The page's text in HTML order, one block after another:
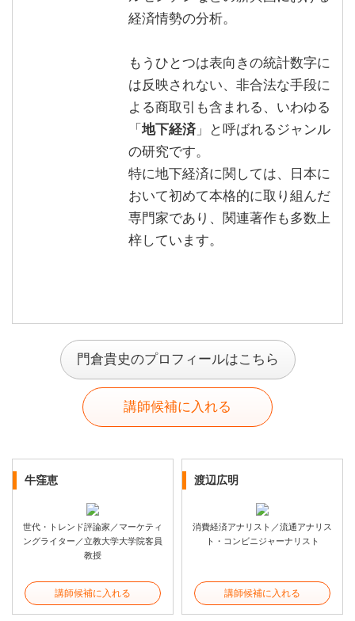
経済情勢の分析。
もうひとつは表向きの統計数字に
は反映されない、非合法な手段に
よる商取引も含まれる、いわゆる
「 地下経済」と呼ばれるジャンル
の研究です。
特に地下経済に関しては、日本に
おいて初めて本格的に取り組んだ
専門家であり、関連著作も多数上
梓しています。
門倉貴史のプロフィールはこちら
講師候補に入れる
牛窪恵
世代・トレンド評論家／マーケティ
ングライター／立教大学大学院客員
教授
講師候補に入れる
渡辺広明
消費経済アナリスト／流通アナリス
ト・コンビニジャーナリスト
講師候補に入れる